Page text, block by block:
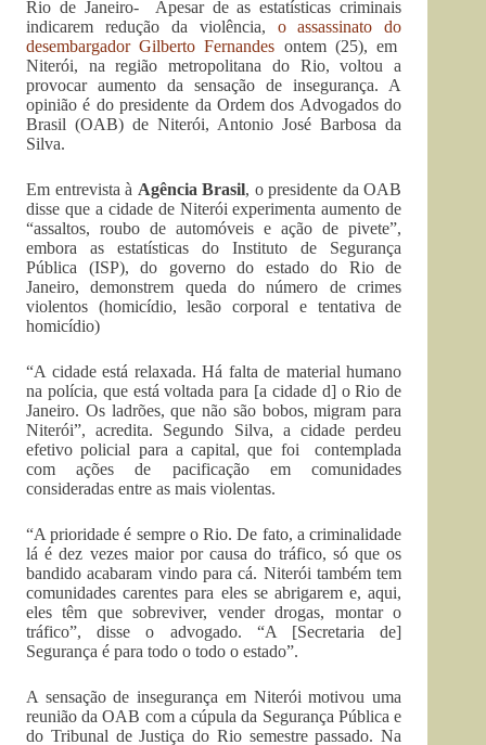
Rio de Janeiro- Apesar de as estatísticas criminais
indicarem redução da violência, o assassinato do
desembargador Gilberto Fernandes ontem (25), em
Niterói, na região metropolitana do Rio, voltou a
provocar aumento da sensação de insegurança. A
opinião é do presidente da Ordem dos Advogados do
Brasil (OAB) de Niterói, Antonio José Barbosa da
Silva.
Em entrevista à Agência Brasil, o presidente da OAB
disse que a cidade de Niterói experimenta aumento de
“assaltos, roubo de automóveis e ação de pivete”,
embora as estatísticas do Instituto de Segurança
Pública (ISP), do governo do estado do Rio de
Janeiro, demonstrem queda do número de crimes
violentos (homicídio, lesão corporal e tentativa de
homicídio)
“A cidade está relaxada. Há falta de material humano
na polícia, que está voltada para [a cidade d] o Rio de
Janeiro. Os ladrões, que não são bobos, migram para
Niterói”, acredita. Segundo Silva, a cidade perdeu
efetivo policial para a capital, que foi contemplada
com ações de pacificação em comunidades
consideradas entre as mais violentas.
“A prioridade é sempre o Rio. De fato, a criminalidade
lá é dez vezes maior por causa do tráfico, só que os
bandido acabaram vindo para cá. Niterói também tem
comunidades carentes para eles se abrigarem e, aqui,
eles têm que sobreviver, vender drogas, montar o
tráfico”, disse o advogado. “A [Secretaria de]
Segurança é para todo o todo o estado”.
A sensação de insegurança em Niterói motivou uma
reunião da OAB com a cúpula da Segurança Pública e
do Tribunal de Justiça do Rio semestre passado. Na